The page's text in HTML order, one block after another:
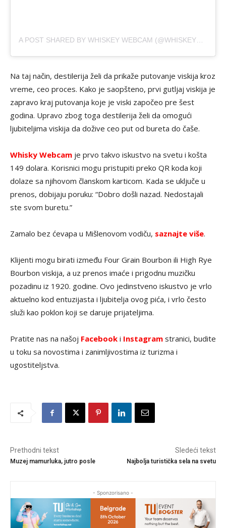
A POST SHARED BY WHISKEY WEBCAM (@WHISKEYWEBCAM)
Na taj način, destilerija želi da prikaže putovanje viskija kroz
vreme, ceo proces. Kako je saopšteno, prvi gutljaj viskija je
zapravo kraj putovanja koje je viski započeo pre šest
godina. Upravo zbog toga destilerija želi da omogući
ljubiteljima viskija da dožive ceo put od bureta do čaše.
Whisky Webcam je prvo takvo iskustvo na svetu i košta
149 dolara. Korisnici mogu pristupiti preko QR koda koji
dolaze sa njihovom članskom karticom. Kada se uključe u
prenos, dobijaju poruku: “Dobro došli nazad. Nedostajali
ste svom buretu.”
Zamalo bez ćevapa u Mišlenovom vodiču, saznajte više.
Klijenti mogu birati između Four Grain Bourbon ili High Rye
Bourbon viskija, a uz prenos imaće i prigodnu muzičku
pozadinu iz 1920. godine. Ovo jedinstveno iskustvo je vrlo
aktuelno kod entuzijasta i ljubitelja ovog pića, i vrlo često
služi kao poklon koji se daruje prijateljima.
Pratite nas na našoj Facebook i Instagram stranici, budite
u toku sa novostima i zanimljivostima iz turizma i
ugostiteljstva.
Prethodni tekst
Muzej mamurluka, jutro posle
Sledeći tekst
Najbolja turistička sela na svetu
- Sponzorisano -